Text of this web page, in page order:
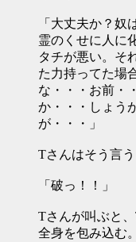
「大丈夫か？奴
霊のくせに人に
タチが悪い。そ
た力持ってた場
な・・・お前・
か・・・しょう
が・・・」
Tさんはそう言
「破っ！！」
Tさんが叫ぶと
全身を包み込む